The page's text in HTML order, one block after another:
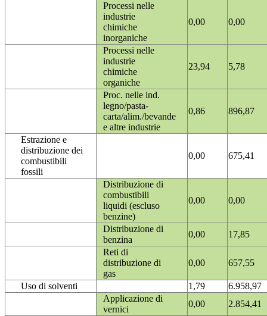
Processi nelle
industrie
chimiche
inorganiche
0,00 0,00
Processi nelle
industrie
chimiche
organiche
23,94 5,78
Proc. nelle ind.
legno/pasta-
carta/alim./bevande
e altre industrie
0,86 896,87
Estrazione e
distribuzione dei
combustibili
fossili
0,00 675,41
Distribuzione di
combustibili
liquidi (escluso
benzine)
0,00 0,00
Distribuzione di
benzina
0,00
17,85
Reti di
distribuzione di
gas
0,00 657,55
Uso di solventi 1,79
6.958,97
Applicazione di
vernici
0,00
2.854,41